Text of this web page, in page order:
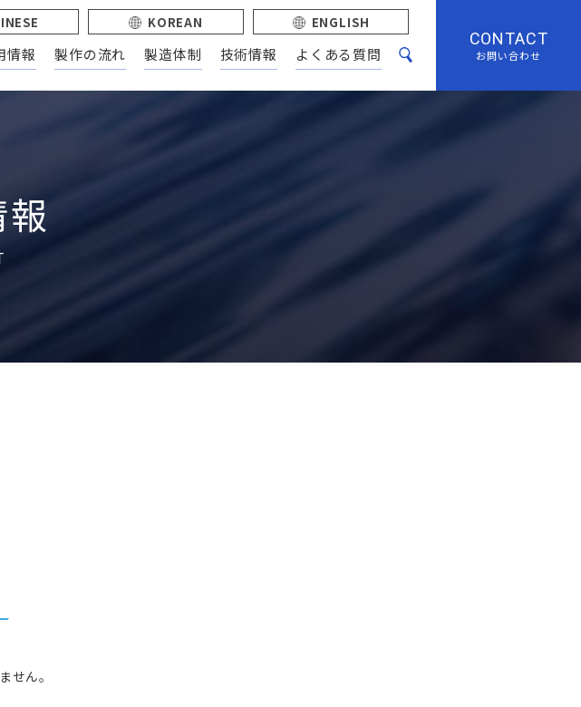
情報 製作の流れ 製造体制 技術情報 よくある質問
CONTACT
お問い合わせ
KOREAN ENGLISH
せん。